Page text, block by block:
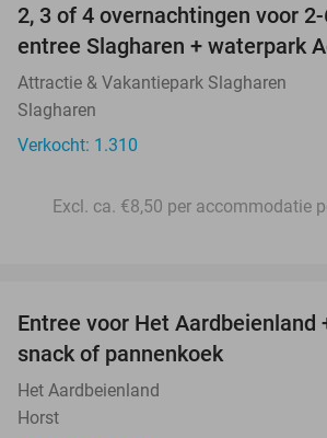
2, 3 of 4 overnachtingen voor
entree Slagharen + waterpark
Attractie & Vakantiepark Slagharen
Slagharen
Verkocht: 1.310
Excl. ca. €8,50 per accommodatie
Entree voor Het Aardbeienland
snack of pannenkoek
Het Aardbeienland
Horst